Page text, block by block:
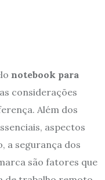
notebook para
considerações
Além dos
aspectos
a segurança dos
são fatores que